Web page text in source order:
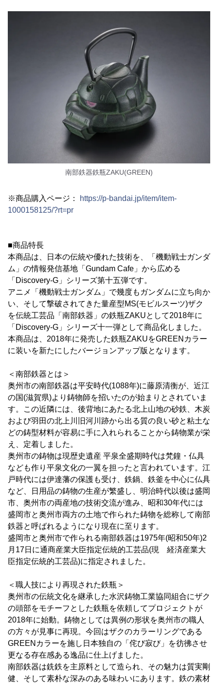
南部鉄器鉄瓶ZAKU(GREEN)
※商品購入ページ：
https://p-bandai.jp/item/item-
1000158125/?rt=pr
■商品特長
本商品は、日本の伝統や優れた技術を、「機動戦士ガンダ
ム」の情報発信基地「Gundam Cafe」から広める
「Discovery-G」シリーズ第十五弾です。
アニメ「機動戦士ガンダム」で幾度もガンダムに立ち向か
い、そして撃破されてきた量産型MS(モビルスーツ)ザク
を伝統工芸品「南部鉄器」の鉄瓶ZAKUとして2018年に
「Discovery-G」シリーズ十一弾として商品化しました。
本商品は、2018年に発売した鉄瓶ZAKUをGREENカラー
に装いを新たにしたバージョンアップ版となります。
＜南部鉄器とは＞
奥州市の南部鉄器は平安時代(1088年)に藤原清衡が、近江
の国(滋賀県)より鋳物師を招いたのが始まりとされていま
す。この近隣には、後背地にあたる北上山地の砂鉄、木炭
および羽田の北上川旧河川跡から出る質の良い砂と粘土な
どの鋳型材料が容易に手に入れられることから鋳物業が栄
え、定着しました。
奥州市の鋳物は現歴史遺産 平泉全盛期時代は梵鐘・仏具
なども作り平泉文化の一翼を担ったと言われています。江
戸時代には伊達藩の保護も受け、鉄鍋、鉄釜を中心に仏具
など、日用品の鋳物の生産が繁盛し、明治時代以後は盛岡
市、奥州市の両産地の技術交流が進み、昭和30年代には
盛岡市と奥州市両方の土地で作られた鋳物を総称して南部
鉄器と呼ばれるようになり現在に至ります。
盛岡市と奥州市で作られる南部鉄器は1975年(昭和50年)2
月17日に通商産業大臣指定伝統的工芸品(現 経済産業大
臣指定伝統的工芸品)に指定されました。
＜職人技により再現された鉄瓶＞
奥州市の伝統文化を継承した水沢鋳物工業協同組合にザク
の頭部をモチーフとした鉄瓶を依頼してプロジェクトが
2018年に始動。鋳物としては異例の形状を奥州市の職人
の方々が見事に再現。今回はザクのカラーリングである
GREENカラーを施し日本独自の「侘び寂び」を彷彿させ
更なる存在感ある逸品に仕上げました。
南部鉄器は銑鉄を主原料として造られ、その魅力は質実剛
健、そして素朴な深みのある味わいにあります。鉄の素材